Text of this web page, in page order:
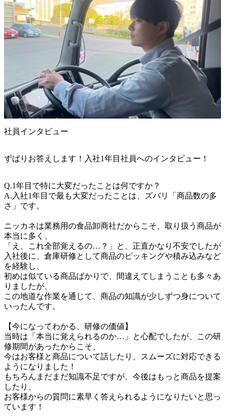
社員インタビュー
ずばりお答えします！入社1年目社員へのインタビュー！
Q.1年目で特に大変だったことは何ですか？
A.入社1年目で最も大変だったことは、ズバリ「商品数の多
さ」です。
ニッカネは業務用の食品卸商社だからこそ、取り扱う商品が
本当に多く、
「え、これ全部覚えるの…？」と、正直かなり不安でしたが
入社後に、倉庫研修として商品のピッキングや積み込みなど
を経験し、
初めは似ている商品ばかりで、間違えてしまうことも多々あ
りましたが、
この地道な作業を通じて、商品の知識が少しずつ身について
いったんです。
【今になってわかる、研修の価値】
当時は「本当に覚えられるのか…」と心配でしたが、この研
修期間があったからこそ、
今はお客様と商品について話したり、スムーズに対応できる
ようになりました！
もちろんまだまだ知識不足ですが、今後はもっと商品を提案
したり、
お客様からの質問に素早く答えられるようになりたいと思っ
ています！